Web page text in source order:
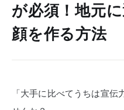
が必須！地元
顔を作る方法
「大手に比べてうちは宣